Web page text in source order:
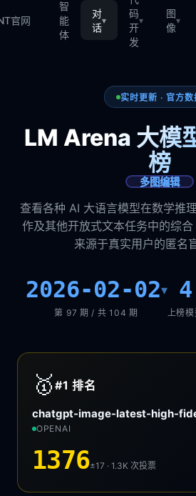
官网
智
能
体
对
话
▾
码
开
发
▾
图
像
▾
实时更新 · 官方数
LM Arena 大模
榜
多图编辑
查看各种 AI 大语言模型在数学推
作及其他开放式文本任务中的综
来源于真实用户的匿名
2026-02-02▾
第 97 期 / 共 104 期
4
上榜模
🥇 #1排名
chatgpt-image-latest-high-
OPENAI
1376±17 · 1.3K次投票